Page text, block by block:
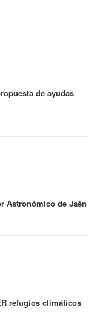
de ayudas
Astronómico de Jaén
refugios climáticos